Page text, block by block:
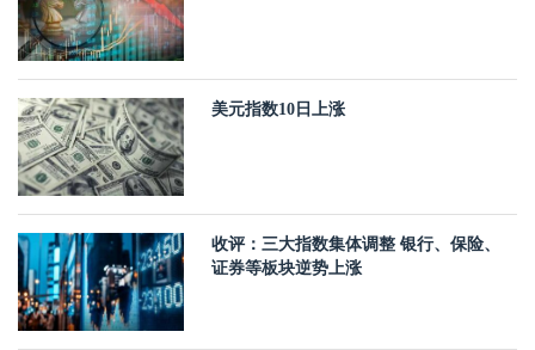
美元指数10日上涨
收评：三大指数集体调整 银行、保险、
证券等板块逆势上涨